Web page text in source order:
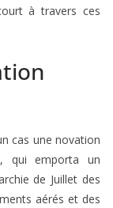
à travers ces
cas une novation
qui emporta un
de Juillet des
aérés et des